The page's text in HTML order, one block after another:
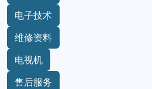
电子技术
维修资料
电视机
售后服务